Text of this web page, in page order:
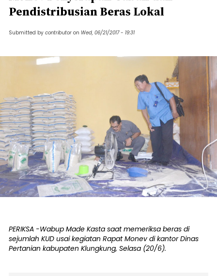
Pendistribusian Beras Lokal
Submitted by contributor on Wed, 06/21/2017 - 19:31
PERIKSA -Wabup Made Kasta saat memeriksa beras di
sejumlah KUD usai kegiatan Rapat Monev di kantor Dinas
Pertanian kabupaten Klungkung, Selasa (20/6).